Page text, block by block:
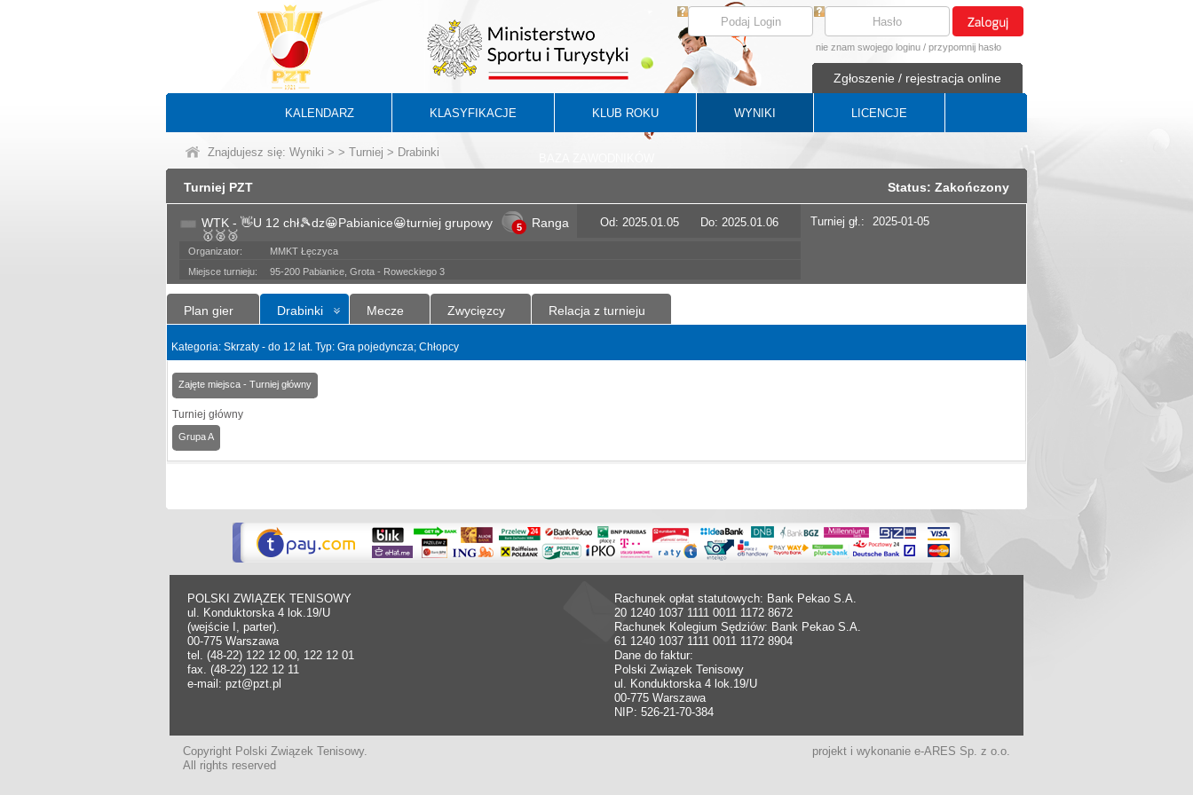
nie znam swojego loginu / przypomnij hasło
Zgłoszenie / rejestracja online
KALENDARZ KLASYFIKACJE KLUB ROKU WYNIKI LICENCJE
Znajdujesz się: Wyniki > > Turniej > Drabinki
Turniej PZT Status: Zakończony
WTK - 👋U 12 chł🎾dz😀Pabianice😀turniej grupowy
🥇🥈🥉
5 Ranga Od: 2025.01.05 Do: 2025.01.06
Organizator:
MMKT Łęczyca
Miejsce turnieju:
95-200 Pabianice, Grota - Roweckiego 3
Turniej gł.: 2025-01-05
Plan gier Drabinki Mecze Zwycięzcy Relacja z turnieju
Kategoria: Skrzaty - do 12 lat. Typ: Gra pojedyncza; Chłopcy
Zajęte miejsca - Turniej główny
Turniej główny
Grupa A
POLSKI ZWIĄZEK TENISOWY
ul. Konduktorska 4 lok.19/U
(wejście I, parter).
00-775 Warszawa
tel. (48-22) 122 12 00, 122 12 01
fax. (48-22) 122 12 11
e-mail: pzt@pzt.pl
Rachunek opłat statutowych: Bank Pekao S.A.
20 1240 1037 1111 0011 1172 8672
Rachunek Kolegium Sędziów: Bank Pekao S.A.
61 1240 1037 1111 0011 1172 8904
Dane do faktur:
Polski Związek Tenisowy
ul. Konduktorska 4 lok.19/U
00-775 Warszawa
NIP: 526-21-70-384
Copyright Polski Związek Tenisowy.
All rights reserved
projekt i wykonanie e-ARES Sp. z o.o.